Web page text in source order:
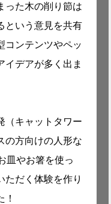
った木の削り節は
という意見を共有
コンテンツやペッ
イデアが多く出ま
（キャットタワー
の方向けの人形な
皿やお箸を使っ
ただく体験を作り